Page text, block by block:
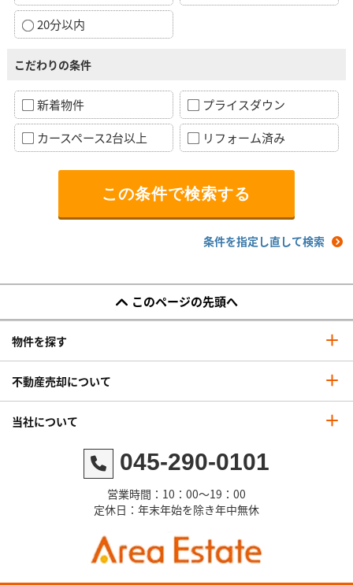
20分以内
こだわりの条件
新着物件
プライスダウン
カースペース2台以上
リフォーム済み
条件を指定し直して検索
このページの先頭へ
物件を探す
不動産売却について
当社について
045-290-0101
営業時間：10：00～19：00
定休日：年末年始を除き年中無休